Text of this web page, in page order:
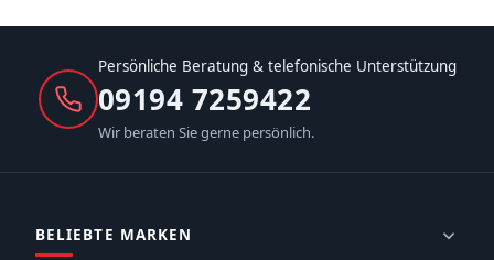
Persönliche Beratung & telefonische Unterstützung
09194 7259422
Wir beraten Sie gerne persönlich.
BELIEBTE MARKEN